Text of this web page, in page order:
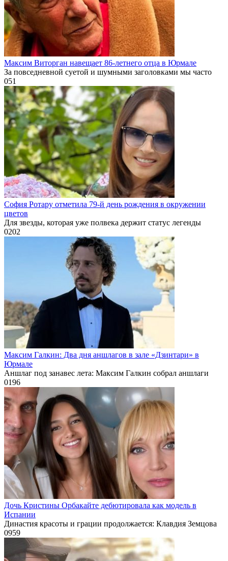
Максим Виторган навещает 86-летнего отца в Юрмале
За повседневной суетой и шумными заголовками мы часто
051
София Ротару отметила 79-й день рождения в окружении
цветов
Для звезды, которая уже полвека держит статус легенды
0202
Максим Галкин: Два дня аншлагов в зале «Дзинтари» в
Юрмале
Аншлаг под занавес лета: Максим Галкин собрал аншлаги
0196
Дочь Кристины Орбакайте дебютировала как модель в
Испании
Династия красоты и грации продолжается: Клавдия Земцова
0959